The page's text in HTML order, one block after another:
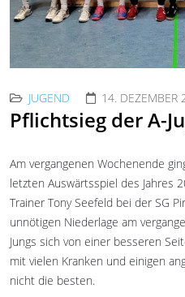
JUGEND 14. DEZEMBER
Pflichtsieg der A-
Am vergangenen Wochenende
letzten Auswärtsspiel des Jahres
Trainer Tony Seefeld bei der SG
unnötigen Niederlage am
Jungs sich von einer besseren
mit vielen Kranken und einigen
nicht die besten.